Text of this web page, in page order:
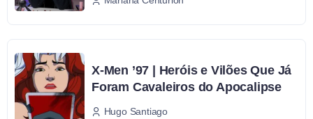
X-Men ’97 | Heróis e Vilões Que Já
Foram Cavaleiros do Apocalipse
Hugo Santiago